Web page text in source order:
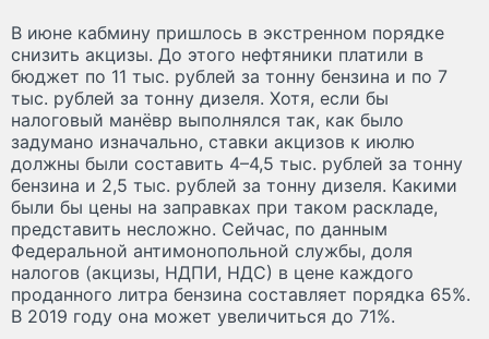
В июне кабмину пришлось в экстренном порядке
снизить акцизы. До этого нефтяники платили в
бюджет по 11 тыс. рублей за тонну бензина и по 7
тыс. рублей за тонну дизеля. Хотя, если бы
налоговый манёвр выполнялся так, как было
задумано изначально, ставки акцизов к июлю
должны были составить 4–4,5 тыс. рублей за тонну
бензина и 2,5 тыс. рублей за тонну дизеля. Какими
были бы цены на заправках при таком раскладе,
представить несложно. Сейчас, по данным
Федеральной антимонопольной службы, доля
налогов (акцизы, НДПИ, НДС) в цене каждого
проданного литра бензина составляет порядка 65%.
В 2019 году она может увеличиться до 71%.